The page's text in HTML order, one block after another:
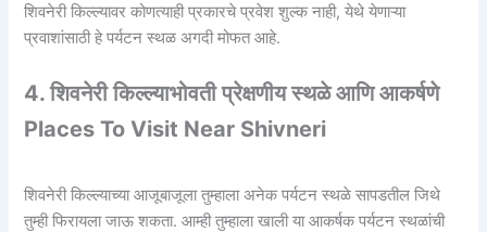
शिवनेरी किल्ल्यावर कोणत्याही प्रकारचे प्रवेश शुल्क नाही, येथे येणाऱ्या
प्रवाशांसाठी हे पर्यटन स्थळ अगदी मोफत आहे.
4. शिवनेरी किल्ल्याभोवती प्रेक्षणीय स्थळे आणि आकर्षणे
Places To Visit Near Shivneri
शिवनेरी किल्ल्याच्या आजूबाजूला तुम्हाला अनेक पर्यटन स्थळे सापडतील जिथे
तुम्ही फिरायला जाऊ शकता. आम्ही तुम्हाला खाली या आकर्षक पर्यटन स्थळांची